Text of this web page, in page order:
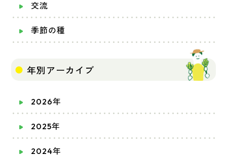
交流
季節の種
年別アーカイブ
2026年
2025年
2024年